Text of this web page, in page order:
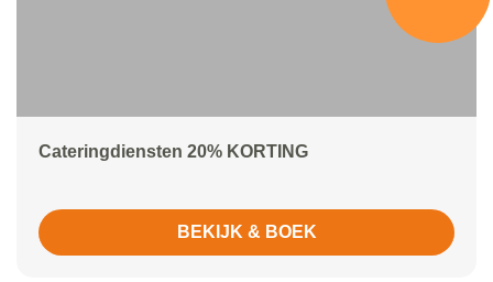
Cateringdiensten 20% KORTING
BEKIJK & BOEK